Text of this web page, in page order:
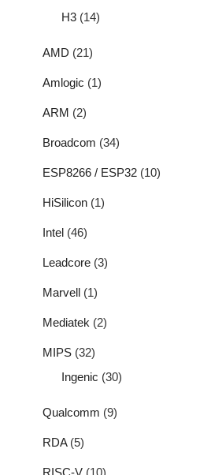
H3 (14)
AMD (21)
Amlogic (1)
ARM (2)
Broadcom (34)
ESP8266 / ESP32 (10)
HiSilicon (1)
Intel (46)
Leadcore (3)
Marvell (1)
Mediatek (2)
MIPS (32)
Ingenic (30)
Qualcomm (9)
RDA(5)
RISC-V (10)